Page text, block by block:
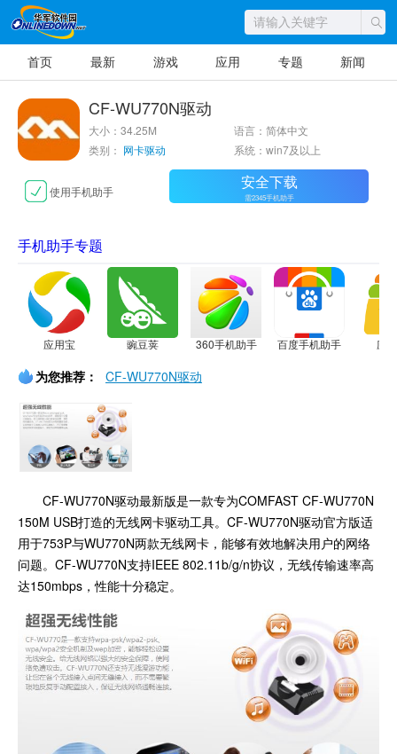
首页 最新 游戏 应用 专题 新闻
CF-WU770N驱动
大小：34.25M
语言：简体中文
类别： 网卡驱动 系统：win7及以上
使用手机助手 安全下载
需2345手机助手
手机助手专题
应用宝 豌豆荚 360手机助手 百度手机助手 应
为您推荐： CF-WU770N驱动
CF-WU770N驱动最新版是一款专为COMFAST CF-WU770N
150M USB打造的无线网卡驱动工具。CF-WU770N驱动官方版适
用于753P与WU770N两款无线网卡，能够有效地解决用户的网络
问题。CF-WU770N支持IEEE 802.11b/g/n协议，无线传输速率高
达150mbps，性能十分稳定。